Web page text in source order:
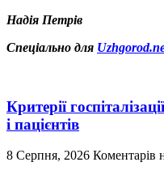
Надія Петрів
Спеціально для
Критерії
і пацієнтів
8 Серпня, 2026 Коментарів